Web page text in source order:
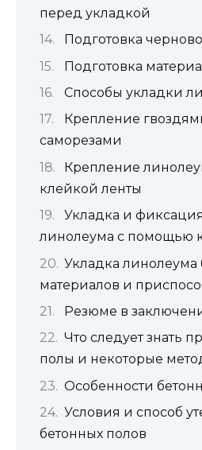
перед укладкой
Подготовка
Подготовка
Способы укладки
Крепление
саморезами
Крепление
клейкой ленты
Укладка и
линолеума с помощью
Укладка
материалов и
Резюме в
Что следует знать
полы и некоторые
Особенности
Условия и способ
бетонных полов